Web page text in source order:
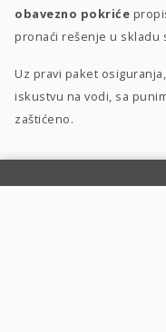
obavezno pokriće
pronaći rešenje u skladu
Uz pravi paket
iskustvu na vodi, sa
zaštićeno.